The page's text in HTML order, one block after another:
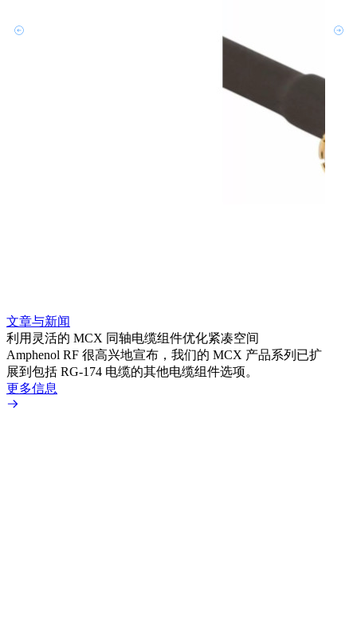
文章与新闻
利用灵活的 MCX 同轴电缆组件优化紧凑空间
Amphenol RF 很高兴地宣布，我们的 MCX 产品系列已扩
展到包括 RG-174 电缆的其他电缆组件选项。
更多信息